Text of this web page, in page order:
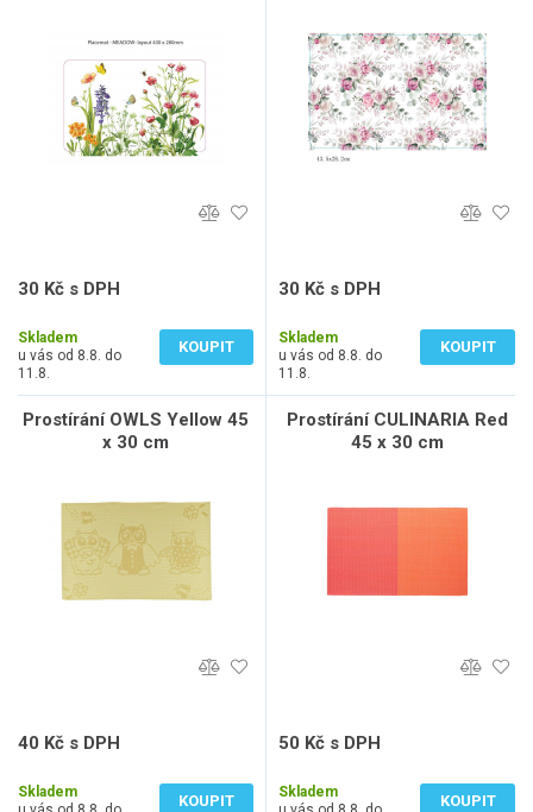
30 Kč s DPH
Skladem
u vás od 8.8. do
11.8.
KOUPIT
30 Kč s DPH
Skladem
u vás od 8.8. do
11.8.
KOUPIT
Prostírání OWLS Yellow 45
x 30 cm
40 Kč s DPH
Skladem
KOUPIT
Prostírání CULINARIA Red
45 x 30 cm
50 Kč s DPH
Skladem
KOUPIT